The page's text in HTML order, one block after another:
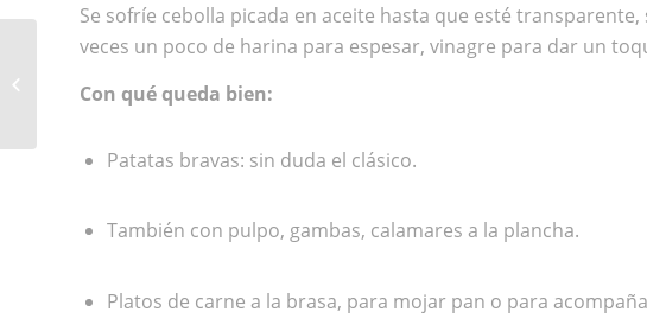
Se sofríe cebolla picada en aceite hasta que esté
veces un poco de harina para espesar, vinagre para dar un
Con qué queda bien:
Patatas bravas: sin duda el clásico.
También con pulpo, gambas, calamares a la plancha.
Platos de carne a la brasa, para mojar pan o para
ESTE 2025